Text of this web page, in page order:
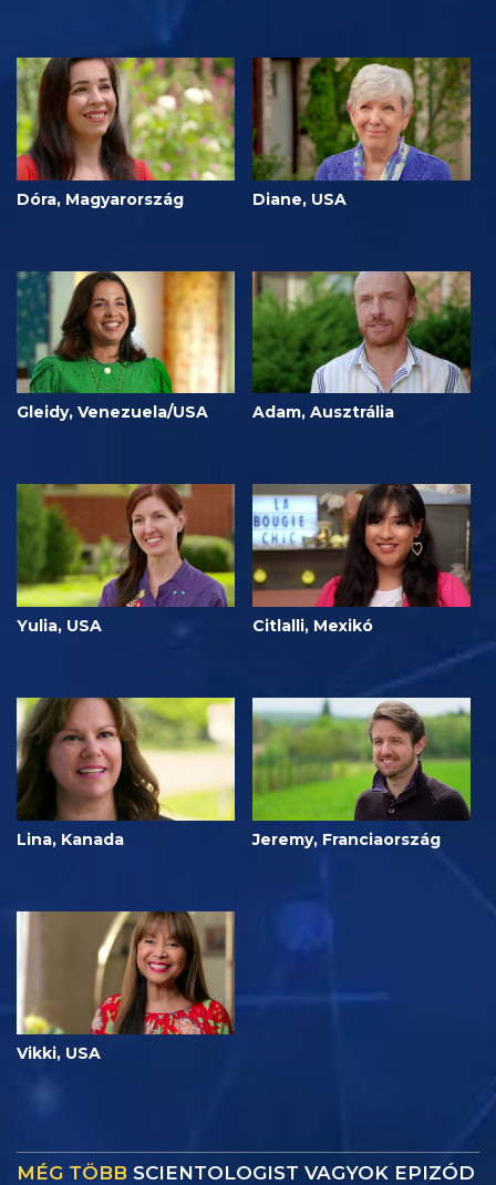
Dóra, Magyarország Diane, USA
Gleidy, Venezuela/USA Adam, Ausztrália
Yulia, USA Citlalli, Mexikó
Lina, Kanada Jeremy, Franciaország
Vikki, USA
MÉG TÖBB SCIENTOLOGIST VAGYOK EPIZÓD